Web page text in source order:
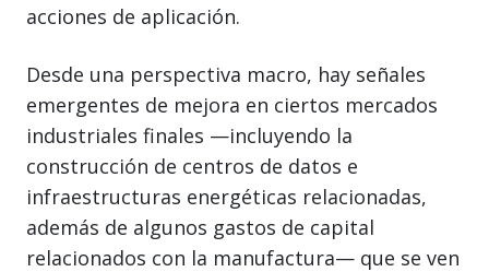
acciones de aplicación.
Desde una perspectiva macro, hay señales
emergentes de mejora en ciertos mercados
industriales finales —incluyendo la
construcción de centros de datos e
infraestructuras energéticas relacionadas,
además de algunos gastos de capital
relacionados con la manufactura— que se ven